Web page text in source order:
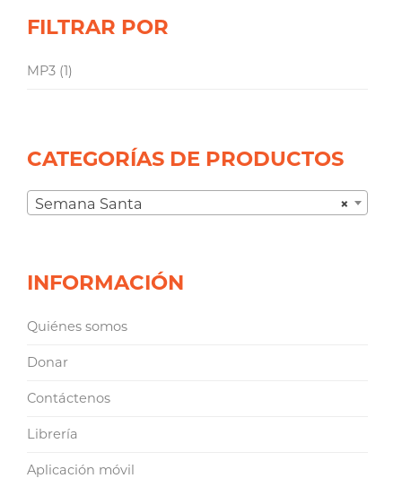
FILTRAR POR
MP3 (1)
CATEGORÍAS DE PRODUCTOS
×
Semana Santa
INFORMACIÓN
Quiénes somos
Donar
Contáctenos
Librería
Aplicación móvil